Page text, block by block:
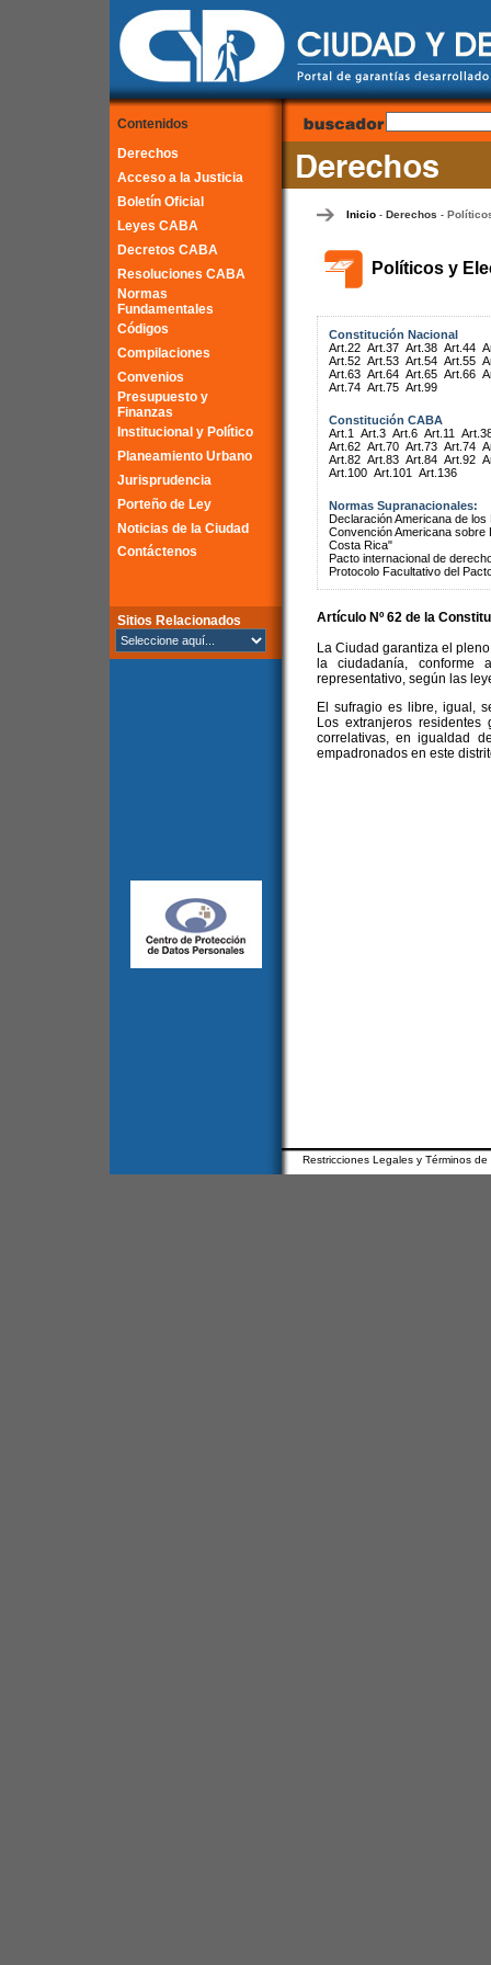
Contenidos
Derechos
Acceso a la Justicia
Boletín Oficial
Leyes CABA
Decretos CABA
Resoluciones CABA
Normas
Fundamentales
Códigos
Compilaciones
Convenios
Presupuesto y
Finanzas
Institucional y Político
Planeamiento Urbano
Jurisprudencia
Porteño de Ley
Noticias de la Ciudad
Contáctenos
Sitios Relacionados
Inicio- Derechos -
Políticos y
Constitución Nacional
Art.22 Art.37 Art.38 Art.44
Art.52 Art.53 Art.54 Art.55
Art.63 Art.64 Art.65 Art.66
Art.74 Art.75 Art.99
Constitución CABA
Art.1
Art.3 Art.6 Art.11
Art.62 Art.70 Art.73 Art.74
Art.82 Art.83 Art.84 Art.92
Art.100 Art.101 Art.136
Normas Supranacionales:
Declaración Americana de
Convención Americana
Costa Rica"
Pacto internacional de
Protocolo Facultativo del
Artículo Nº 62 de la
La Ciudad garantiza el
la ciudadanía, conforme
representativo, según las
El sufragio es libre, igual,
Los extranjeros
correlativas, en igualdad
empadronados en este
Restricciones Legales y Términos de